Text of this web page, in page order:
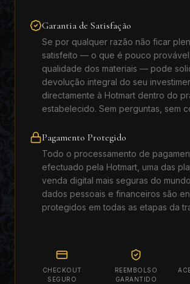
Garantia de Satisfação
Se por qualquer razão não ficar
satisfeito — o que é pouco
qualidade dos materiais — pode
devolução integral do seu
directamente à Hotmart dentro do
estabelecido. Sem perguntas, sem
Pagamento Protegido
Todo o processamento de
efectuado pela Hotmart, uma das
venda digital mais seguras do
dados pessoais e financeiros são
protegidos em todas as etapas da
CHECKOUT
SEGURO
REEMBOLSO
GARANTIDO